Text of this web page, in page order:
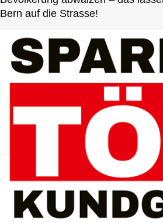
Bern auf die Strasse!